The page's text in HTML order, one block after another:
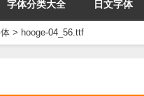
字体分类大全 日文字体
> hooge-04_56.ttf